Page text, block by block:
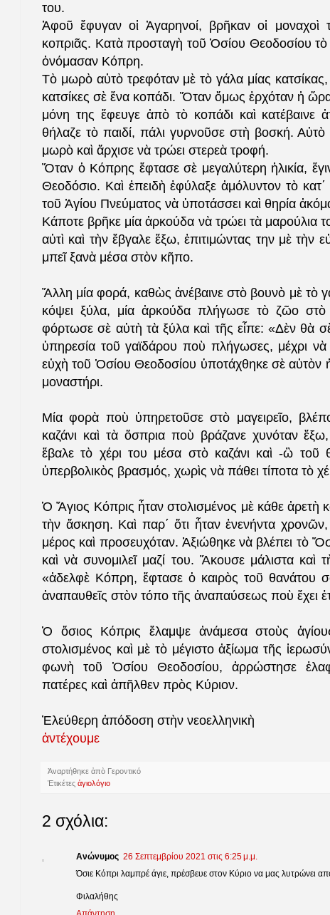
του.
Ἀφοῦ ἔφυγαν οἱ Ἀγαρηνοί, βρῆκαν οἱ
κοπριᾶς. Κατὰ προσταγὴ τοῦ Ὁσίου Θεοδοσίου τὸ
ὀνόμασαν Κόπρη.
Τὸ μωρὸ αὐτὸ τρεφόταν μὲ τὸ γάλα μίας κατσίκας,
κατσίκες σὲ ἕνα κοπάδι. Ὅταν ὅμως ἐρχόταν ἡ
μόνη της ἔφευγε ἀπὸ τὸ κοπάδι καὶ
θήλαζε τὸ παιδί, πάλι γυρνοῦσε στὴ βοσκή.
μωρὸ καὶ ἄρχισε νὰ τρώει στερεὰ τροφή.
Ὅταν ὁ Κόπρης ἔφτασε σὲ μεγαλύτερη ἡλικία,
Θεοδόσιο. Καὶ ἐπειδὴ ἐφύλαξε ἀμόλυντον τὸ
τοῦ Ἁγίου Πνεύματος νὰ ὑποτάσσει καὶ θηρία
Κάποτε βρῆκε μία ἀρκούδα νὰ τρώει τὰ μαρούλια
αὐτὶ καὶ τὴν ἔβγαλε ἔξω, ἐπιτιμώντας την μὲ
μπεῖ ξανὰ μέσα στὸν κῆπο.
Ἄλλη μία φορά, καθὼς ἀνέβαινε στὸ βουνὸ μὲ τὸ
κόψει ξύλα, μία ἀρκούδα πλήγωσε τὸ ζῶο στὸ
φόρτωσε σὲ αὐτὴ τὰ ξύλα καὶ τῆς εἶπε: «Δὲν θὰ
ὑπηρεσία τοῦ γαϊδάρου ποὺ πλήγωσες, μέχρι νὰ
εὐχὴ τοῦ Ὁσίου Θεοδοσίου ὑποτάχθηκε σὲ αὐτὸν
μοναστήρι.
Μία φορὰ ποὺ ὑπηρετοῦσε στὸ μαγειρεῖο,
καζάνι καὶ τὰ ὄσπρια ποὺ βράζανε χυνόταν
ἔβαλε τὸ χέρι του μέσα στὸ καζάνι καὶ -ὢ
ὑπερβολικὸς βρασμός, χωρὶς νὰ πάθει τίποτα τὸ
Ὁ Ἅγιος Κόπρις ἦταν στολισμένος μὲ κάθε ἀρετὴ
τὴν ἄσκηση. Καὶ παρ΄ ὅτι ἦταν ἐνενήντα
μέρος καὶ προσευχόταν. Ἀξιώθηκε νὰ βλέπει τὸ
καὶ νὰ συνομιλεῖ μαζί του. Ἄκουσε μάλιστα
«ἀδελφὲ Κόπρη, ἔφτασε ὁ καιρὸς τοῦ θανάτου
ἀναπαυθεῖς στὸν τόπο τῆς ἀναπαύσεως ποὺ ἔχει
Ὁ ὅσιος Κόπρις ἔλαμψε ἀνάμεσα στοὺς
στολισμένος καὶ μὲ τὸ μέγιστο ἀξίωμα τῆς
φωνὴ τοῦ Ὁσίου Θεοδοσίου, ἀρρώστησε
πατέρες καὶ ἀπῆλθεν πρὸς Κύριον.
Ἐλεύθερη ἀπόδοση στὴν νεοελληνικὴ
ἀντέχουμε
Ἀναρτήθηκε ἀπὸ Γεροντικό
Ἐτικέτες ἁγιολόγιο
2 σχόλια:
Ανώνυμος 26 Σεπτεμβρίου 2021 στις 6:25 μ.μ.
Όσιε Κόπρι λαμπρέ άγιε, πρέσβευε στον Κύριο να μας λυτρώνει
Φιλαλήθης